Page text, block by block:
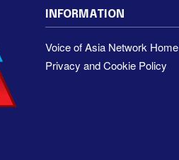
INFORMATION
Voice of Asia Network Home
Privacy and Cookie Policy